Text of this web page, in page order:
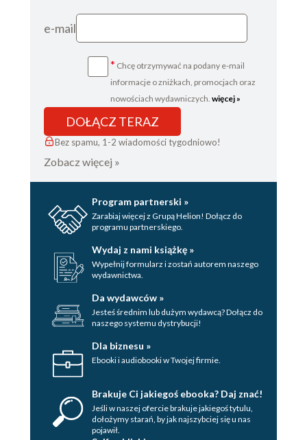
e-mail
* Chcę otrzymywać na podany e-mail
informacje o zniżkach, promocjach oraz
nowościach wydawniczych. więcej »
DOŁĄCZ TERAZ
Bez spamu, 1-2 wiadomości tygodniowo!
Zobacz więcej »
Program partnerski »
Zarabiaj więcej z Grupą Helion! Dołącz do
programu partnerskiego.
Wydaj z nami książkę »
Wypełnij formularz i zostań autorem naszego
wydawnictwa.
Da wydawców »
Jesteś średnim lub dużym wydawcą? Dołącz do
naszego systemu dystrybucji!
Dla biznesu »
Ebooki i audiobooki w Twojej firmie.
Brakuje Ci jakiegoś ebooka? Daj znać!
Jeśli w naszej ofercie brakuje jakiegoś tytulu,
dołożymy starań, by jak najszybciej się u nas
pojawił.